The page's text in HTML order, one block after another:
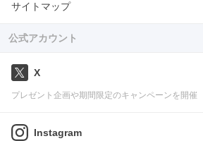
サイトマップ
公式アカウント
X
プレゼント企画や期間限定のキャンペーンを開催
Instagram